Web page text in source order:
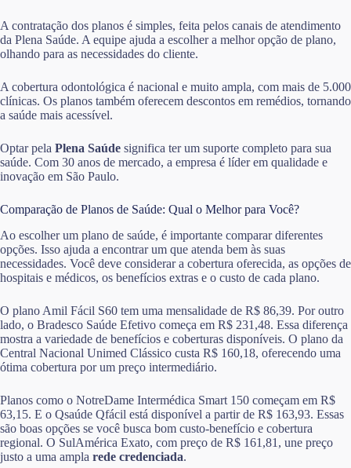
A contratação dos planos é simples, feita pelos canais de atendimento
da Plena Saúde. A equipe ajuda a escolher a melhor opção de plano,
olhando para as necessidades do cliente.
A cobertura odontológica é nacional e muito ampla, com mais de 5.000
clínicas. Os planos também oferecem descontos em remédios, tornando
a saúde mais acessível.
Optar pela Plena Saúde significa ter um suporte completo para sua
saúde. Com 30 anos de mercado, a empresa é líder em qualidade e
inovação em São Paulo.
Comparação de Planos de Saúde: Qual o Melhor para Você?
Ao escolher um plano de saúde, é importante comparar diferentes
opções. Isso ajuda a encontrar um que atenda bem às suas
necessidades. Você deve considerar a cobertura oferecida, as opções de
hospitais e médicos, os benefícios extras e o custo de cada plano.
O plano Amil Fácil S60 tem uma mensalidade de R$ 86,39. Por outro
lado, o Bradesco Saúde Efetivo começa em R$ 231,48. Essa diferença
mostra a variedade de benefícios e coberturas disponíveis. O plano da
Central Nacional Unimed Clássico custa R$ 160,18, oferecendo uma
ótima cobertura por um preço intermediário.
Planos como o NotreDame Intermédica Smart 150 começam em R$
63,15. E o Qsaúde Qfácil está disponível a partir de R$ 163,93. Essas
são boas opções se você busca bom custo-benefício e cobertura
regional. O SulAmérica Exato, com preço de R$ 161,81, une preço
justo a uma ampla rede credenciada.